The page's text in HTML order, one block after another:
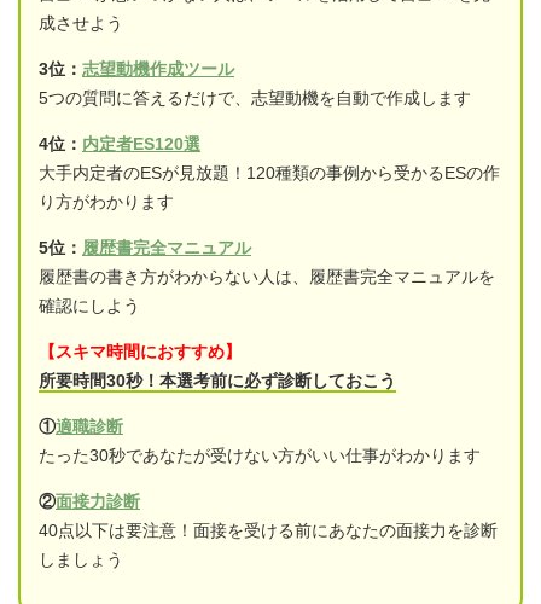
成させよう
3位： 志望動機作成ツール
5つの質問に答えるだけで、志望動機を自動で作成します
4位： 内定者ES120選
大手内定者のESが見放題！120種類の事例から受かるESの作
り方がわかります
5位： 履歴書完全マニュアル
履歴書の書き方がわからない人は、履歴書完全マニュアルを
確認にしよう
【スキマ時間におすすめ】
所要時間30秒！本選考前に必ず診断しておこう
①適職診断
たった30秒であなたが受けない方がいい仕事がわかります
②面接力診断
40点以下は要注意！面接を受ける前にあなたの面接力を診断
しましょう